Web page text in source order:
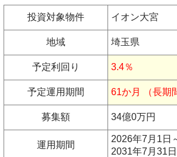
投資対象物件 イオン大宮
地域 埼玉県
予定利回り 3.4％
予定運用期間 61か月 （長期
募集額 34億0万円
運用期間
2026年7月1日
2031年7月31日